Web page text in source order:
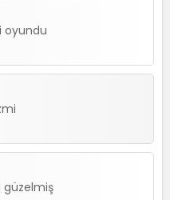
oyundu
güzelmiş